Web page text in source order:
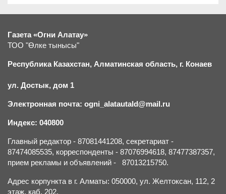
Газета «Огни Алатау»
ТОО "Өлке тынысы"
Республика Казахстан, Алматинская область, г. Конаев
ул. Достык, дом 1
Электронная почта: ogni_alatautald@mail.ru
Индекс: 040800
Главный редактор - 87081441208, секретариат -
87474085535, корреспонденты - 87076994618, 87477387357,
прием рекламы и объявлений - 87013215750.
Адрес корпункта в г. Алматы: 050000, ул. Желтоксан, 112, 2
этаж, каб. 202.